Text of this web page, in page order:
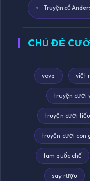
Truyện cổ
CHỦ ĐỀ
vova việt
truyện cười
truyện cười
truyện cười con
tam quốc chế
say rượu